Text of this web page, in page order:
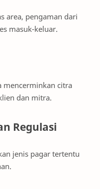
area, pengaman dari
masuk-keluar.
mencerminkan citra
dan mitra.
Regulasi
jenis pagar tertentu